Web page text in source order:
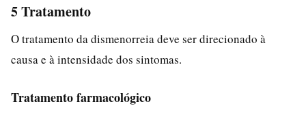
5 Tratamento
O tratamento da dismenorreia deve ser direcionado à
causa e à intensidade dos sintomas.
Tratamento farmacológico